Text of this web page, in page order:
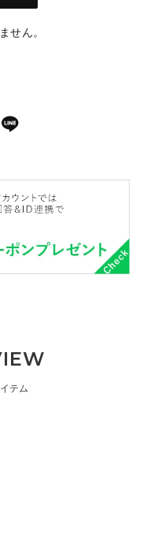
せん。
テム